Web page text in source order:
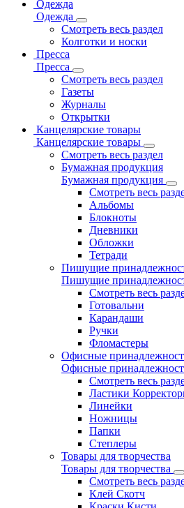
Одежда
Одежда
Смотреть весь раздел
Колготки и носки
Пресса
Пресса
Смотреть весь раздел
Газеты
Журналы
Открытки
Канцелярские товары
Канцелярские товары
Смотреть весь раздел
Бумажная продукция
Бумажная продукция
Смотреть весь
Альбомы
Блокноты
Дневники
Обложки
Тетради
Пишущие
Пишущие
Смотреть весь
Готовальни
Карандаши
Ручки
Фломастеры
Офисные
Офисные
Смотреть весь
Ластики
Линейки
Ножницы
Папки
Степлеры
Товары для творчества
Товары для творчества
Смотреть весь
Клей Скотч